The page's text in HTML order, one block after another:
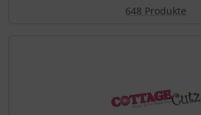
648 Produkte